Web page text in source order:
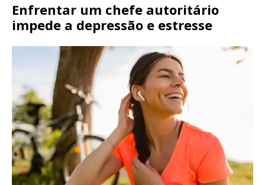
Enfrentar um chefe autoritário
impede a depressão e estresse